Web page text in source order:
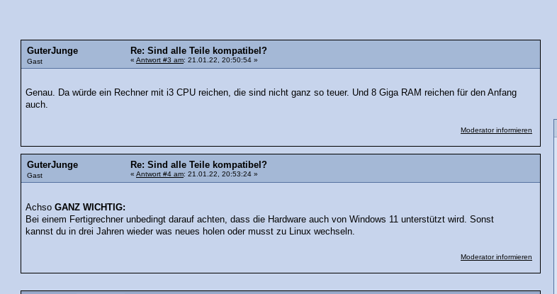
GuterJunge
Gast
Re: Sind alle Teile kompatibel?
« Antwort #3 am: 21.01.22, 20:50:54 »
Genau. Da würde ein Rechner mit i3 CPU reichen, die sind nicht ganz so teuer. Und 8 Giga RAM reichen für den Anfang
auch.
Moderator informieren
GuterJunge
Gast
Re: Sind alle Teile kompatibel?
« Antwort #4 am: 21.01.22, 20:53:24 »
AchsoGANZ WICHTIG:
Bei einem Fertigrechner unbedingt darauf achten, dass die Hardware auch von Windows 11 unterstützt wird. Sonst
kannst du in drei Jahren wieder was neues holen oder musst zu Linux wechseln.
Moderator informieren